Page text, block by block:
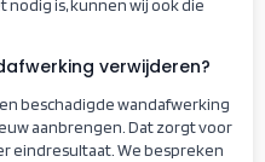
nodig is, kunnen wij ook die
verwijderen?
beschadigde wandafwerking
aanbrengen. Dat zorgt voor
eindresultaat. We bespreken